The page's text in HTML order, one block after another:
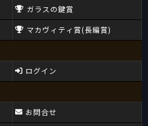
ガラスの鍵賞
マカヴィティ賞(長編賞)
ログイン
お問合せ